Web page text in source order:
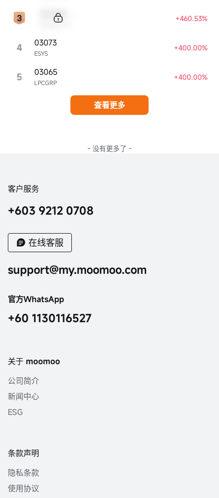
+460.53%
4 ESYS
03073 +400.00%
5 LPCGRP
03065 +400.00%
查看更多
- 没有更多了 -
客户服务
+603 9212 0708
在线客服
support@my.moomoo.com
官方WhatsApp
+60 1130116527
关于 moomoo
公司简介
新闻中心
ESG
条款声明
隐私条款
使用协议